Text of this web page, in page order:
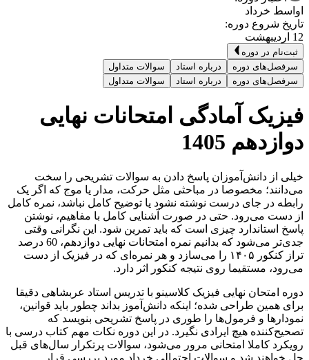
اواسط خرداد
تاریخ شروع دوره:
12 اردیبهشت
ثبت‌نام در دوره
سرفصل‌های دوره
درباره استاد
سوالات متداول
سرفصل‌های دوره
درباره استاد سوالات متداول
فیزیک آمادگی امتحانات نهایی
دوازدهم 1405
خیلی از دانش‌آموزان پاسخ دادن به سوالات تشریحی را سخت
می‌دانند؛ مخصوصا در مباحثی مثل حرکت، مدار یا موج که اگر یک
رابطه در جای درست نوشته نشود یا توضیح کامل نباشد، نمره کامل
از دست می‌رود. حتی در صورت آشنایی کامل با مفاهیم، نوشتن
پاسخ استاندارد چیزی است که باید تمرین شود. این نگرانی وقتی
جدی‌تر می‌شود که بدانیم نمره امتحانات نهایی دوازدهم، 60 درصد
تراز کنکور ۱۴۰۵ را می‌سازد و هر نمره‌ای که در فیزیک از دست
می‌رود، مستقیما روی نتیجه کنکور اثر دارد.
دوره امتحان نهایی فیزیک کلاسینو با تدریس استاد عربشاهی دقیقا
برای همین طراحی شده؛ اینکه دانش‌آموز بداند چطور باید قوانین،
نمودارها و فرمول‌ها را طوری در پاسخ تشریحی بنویسد که
تصحیح‌کننده هیچ ایرادی نگیرد. در این دوره نکات مهم کتاب درسی با
رویکرد کاملا امتحانی مرور می‌شود، سوالات پرتکرار سال‌های قبل
حل خواهند شد و سوالات احتمالی خرداد مورد بررسی قرار